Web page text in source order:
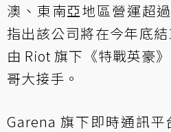
澳、東南亞地區營運超
指出該公司將在今年底結
由 Riot 旗下《特戰英豪
哥大接手。
Garena 旗下即時通訊平